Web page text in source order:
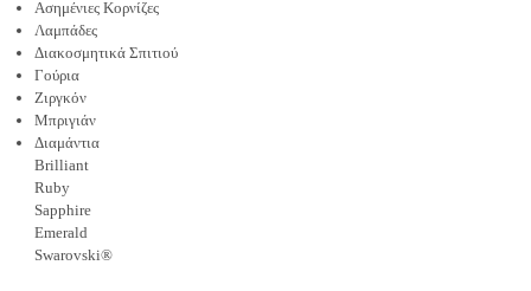
Ασημένιες Κορνίζες
Λαμπάδες
Διακοσμητικά Σπιτιού
Γούρια
Ζιργκόν
Μπριγιάν
Διαμάντια
Brilliant
Ruby
Sapphire
Emerald
Swarovski®